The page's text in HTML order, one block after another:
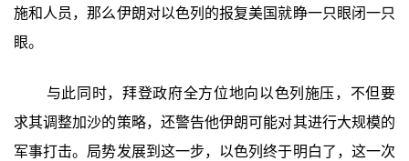
施和人员，那么伊朗对以色列的报复美国就睁一只眼闭一只
眼。
与此同时，拜登政府全方位地向以色列施压，不但要
求其调整加沙的策略，还警告他伊朗可能对其进行大规模的
军事打击。局势发展到这一步，以色列终于明白了，这一次